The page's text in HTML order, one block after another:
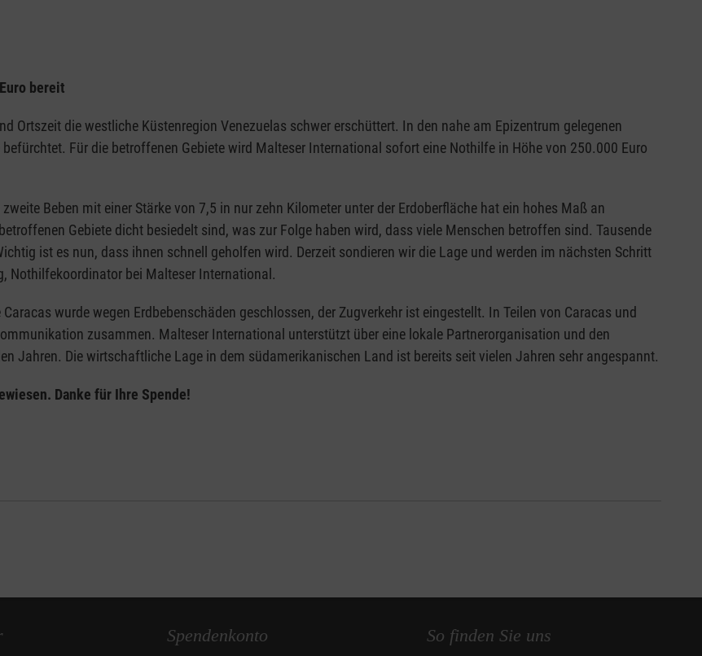
bereit
Ortszeit die westliche Küstenregion Venezuelas schwer erschüttert. In den nahe am Epizentrum gelegenen
Für die betroffenen Gebiete wird Malteser International sofort eine Nothilfe in Höhe von 250.000 Euro
Beben mit einer Stärke von 7,5 in nur zehn Kilometer unter der Erdoberfläche hat ein hohes Maß an
Gebiete dicht besiedelt sind, was zur Folge haben wird, dass viele Menschen betroffen sind. Tausende
ist es nun, dass ihnen schnell geholfen wird. Derzeit sondieren wir die Lage und werden im nächsten Schritt
Nothilfekoordinator bei Malteser International.
wurde wegen Erdbebenschäden geschlossen, der Zugverkehr ist eingestellt. In Teilen von Caracas und
zusammen. Malteser International unterstützt über eine lokale Partnerorganisation und den
Jahren. Die wirtschaftliche Lage in dem südamerikanischen Land ist bereits seit vielen Jahren sehr angespannt.
Danke für Ihre Spende!
Spendenkonto So finden Sie uns